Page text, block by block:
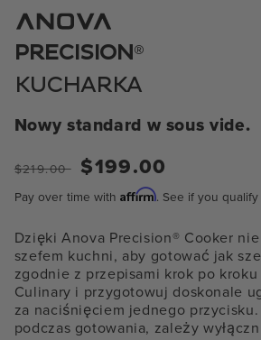
w
modalnym
PRECISION®
KUCHARKA
Nowy standard w sous vide.
Regular
$219.00 Sale
$199.00
Pay over time with Affirm. See if you
Dzięki Anova Precision® Cooker
szefem kuchni, aby gotować jak
zgodnie z przepisami krok po
Culinary i przygotowuj doskonale
za naciśnięciem jednego przycisku.
podczas gotowania, zależy